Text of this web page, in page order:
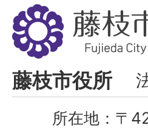
藤
枝
市
Fujieda
City
藤枝市役所
所在地： 〒